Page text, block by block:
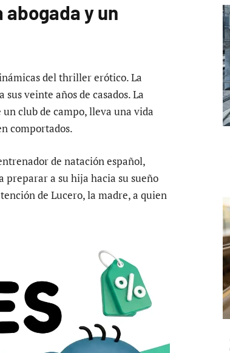
y un
del thriller erótico. La
veinte años de casados. La
club de campo, lleva una vida
comportados.
de natación español,
preparar a su hija hacia su sueño
de Lucero, la madre, a quien